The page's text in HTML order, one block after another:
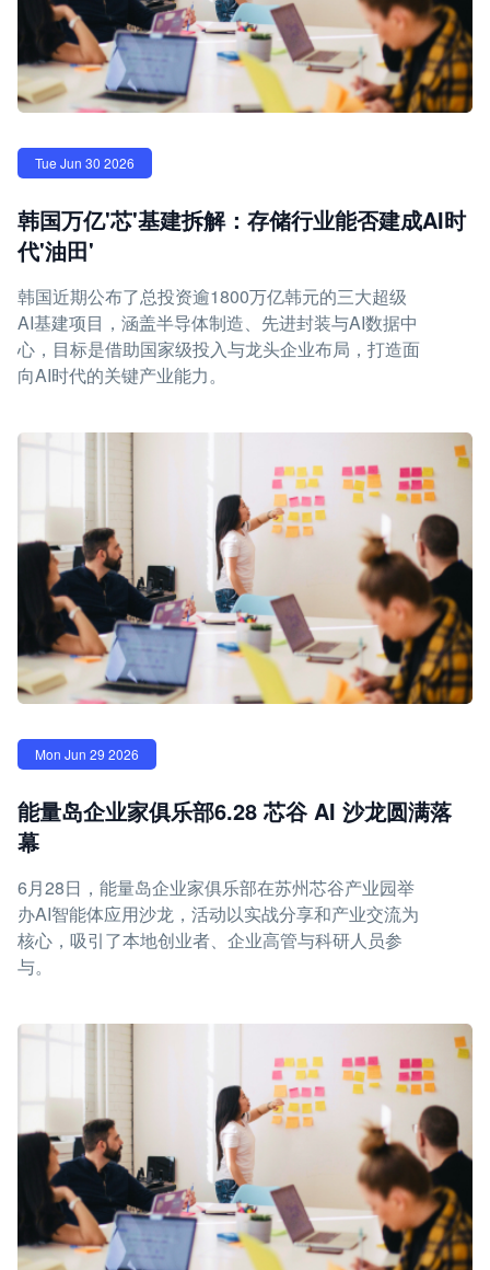
Tue Jun 30 2026
韩国万亿'芯'基建拆解：存储行业能否建成AI时
代'油田'
韩国近期公布了总投资逾1800万亿韩元的三大超级
AI基建项目，涵盖半导体制造、先进封装与AI数据中
心，目标是借助国家级投入与龙头企业布局，打造面
向AI时代的关键产业能力。
Mon Jun 29 2026
能量岛企业家俱乐部6.28 芯谷 AI 沙龙圆满落
幕
6月28日，能量岛企业家俱乐部在苏州芯谷产业园举
办AI智能体应用沙龙，活动以实战分享和产业交流为
核心，吸引了本地创业者、企业高管与科研人员参
与。